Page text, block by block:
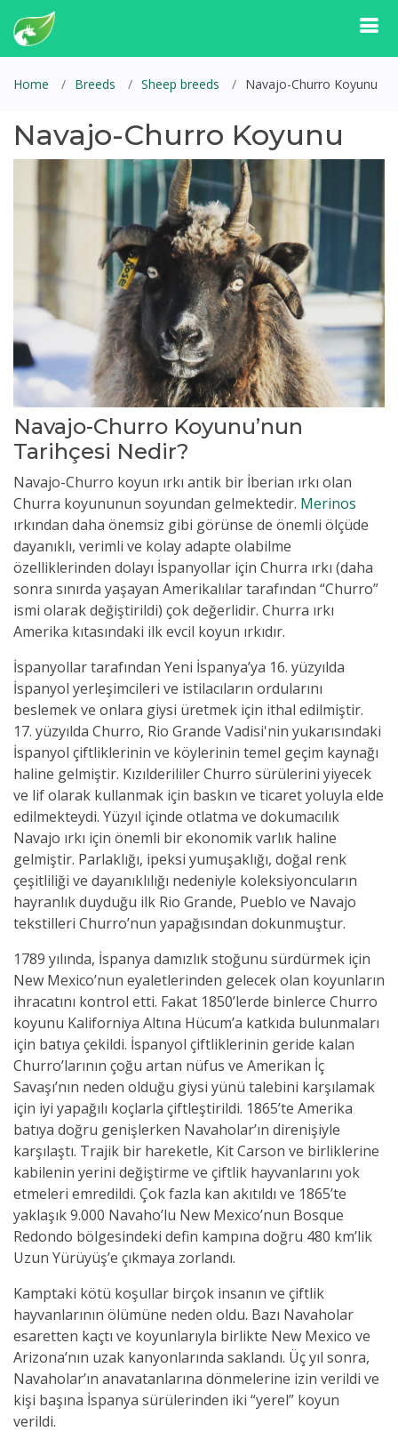
Home Breeds Sheep breeds Navajo-Churro Koyunu
Navajo-Churro Koyunu
Navajo-Churro Koyunu’nun
Tarihçesi Nedir?
Navajo-Churro koyun ırkı antik bir İberian ırkı olan
Churra koyununun soyundan gelmektedir. Merinos
ırkından daha önemsiz gibi görünse de önemli ölçüde
dayanıklı, verimli ve kolay adapte olabilme
özelliklerinden dolayı İspanyollar için Churra ırkı (daha
sonra sınırda yaşayan Amerikalılar tarafından “Churro”
ismi olarak değiştirildi) çok değerlidir. Churra ırkı
Amerika kıtasındaki ilk evcil koyun ırkıdır.
İspanyollar tarafından Yeni İspanya’ya 16. yüzyılda
İspanyol yerleşimcileri ve istilacıların ordularını
beslemek ve onlara giysi üretmek için ithal edilmiştir.
17. yüzyılda Churro, Rio Grande Vadisi'nin yukarısındaki
İspanyol çiftliklerinin ve köylerinin temel geçim kaynağı
haline gelmiştir. Kızılderililer Churro sürülerini yiyecek
ve lif olarak kullanmak için baskın ve ticaret yoluyla elde
edilmekteydi. Yüzyıl içinde otlatma ve dokumacılık
Navajo ırkı için önemli bir ekonomik varlık haline
gelmiştir. Parlaklığı, ipeksi yumuşaklığı, doğal renk
çeşitliliği ve dayanıklılığı nedeniyle koleksiyoncuların
hayranlık duyduğu ilk Rio Grande, Pueblo ve Navajo
tekstilleri Churro’nun yapağısından dokunmuştur.
1789 yılında, İspanya damızlık stoğunu sürdürmek için
New Mexico’nun eyaletlerinden gelecek olan koyunların
ihracatını kontrol etti. Fakat 1850’lerde binlerce Churro
koyunu Kaliforniya Altına Hücum’a katkıda bulunmaları
için batıya çekildi. İspanyol çiftliklerinin geride kalan
Churro’larının çoğu artan nüfus ve Amerikan İç
Savaşı’nın neden olduğu giysi yünü talebini karşılamak
için iyi yapağılı koçlarla çiftleştirildi. 1865’te Amerika
batıya doğru genişlerken Navaholar’ın direnişiyle
karşılaştı. Trajik bir hareketle, Kit Carson ve birliklerine
kabilenin yerini değiştirme ve çiftlik hayvanlarını yok
etmeleri emredildi. Çok fazla kan akıtıldı ve 1865’te
yaklaşık 9.000 Navaho’lu New Mexico’nun Bosque
Redondo bölgesindeki defin kampına doğru 480 km’lik
Uzun Yürüyüş’e çıkmaya zorlandı.
Kamptaki kötü koşullar birçok insanın ve çiftlik
hayvanlarının ölümüne neden oldu. Bazı Navaholar
esaretten kaçtı ve koyunlarıyla birlikte New Mexico ve
Arizona’nın uzak kanyonlarında saklandı. Üç yıl sonra,
Navaholar’ın anavatanlarına dönmelerine izin verildi ve
kişi başına İspanya sürülerinden iki “yerel” koyun
verildi.